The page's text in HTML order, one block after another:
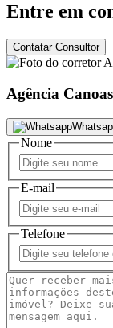
Entre em
Contatar Consultor
Agência
Nome
E-mail
Telefone